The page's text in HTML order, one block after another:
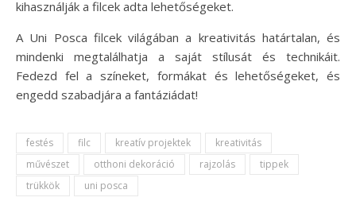
kihasználják a filcek adta lehetőségeket.
A Uni Posca filcek világában a kreativitás határtalan, és
mindenki megtalálhatja a saját stílusát és technikáit.
Fedezd fel a színeket, formákat és lehetőségeket, és
engedd szabadjára a fantáziádat!
festés filc kreatív projektek
kreativitás
művészet
otthoni dekoráció rajzolás
tippek
trükkök
uni posca